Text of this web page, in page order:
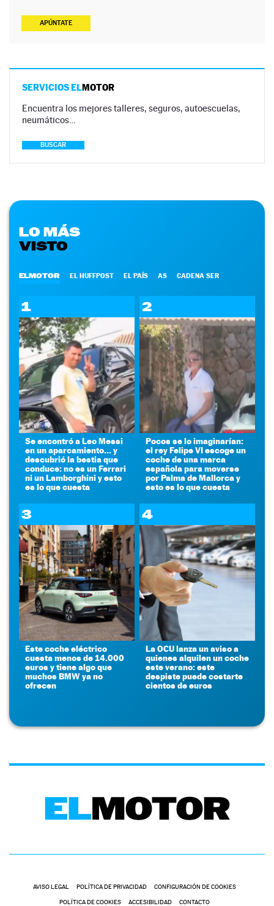
APÚNTATE
SERVICIOS ELMOTOR
Encuentra los mejores talleres, seguros, autoescuelas,
neumáticos…
BUSCAR
LO MÁS
VISTO
ELMOTOR EL HUFFPOST EL PAÍS AS CADENA SER
1
Se encontró a Leo Messi
en un aparcamiento... y
descubrió la bestia que
conduce: no es un Ferrari
ni un Lamborghini y esto
es lo que cuesta
2
Pocos se lo imaginarían:
el rey Felipe VI escoge un
coche de una marca
española para moverse
por Palma de Mallorca y
esto es lo que cuesta
3
Este coche eléctrico
cuesta menos de 14.000
euros y tiene algo que
muchos BMW ya no
ofrecen
4
La OCU lanza un aviso a
quienes alquilen un coche
este verano: este
despiste puede costarte
cientos de euros
AVISO LEGAL POLÍTICA DE PRIVACIDAD CONFIGURACIÓN DE COOKIES
POLÍTICA DE COOKIES ACCESIBILIDAD CONTACTO